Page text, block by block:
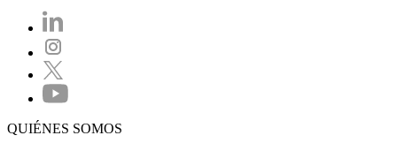
QUIÉNES SOMOS